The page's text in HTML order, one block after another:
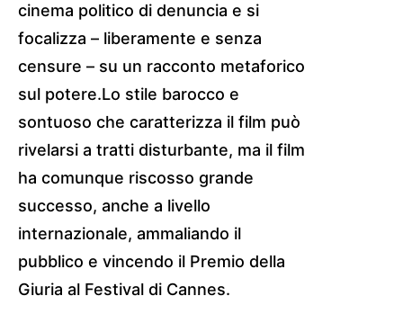
cinema politico di denuncia e si
focalizza – liberamente e senza
censure – su un racconto metaforico
sul potere.Lo stile barocco e
sontuoso che caratterizza il film può
rivelarsi a tratti disturbante, ma il film
ha comunque riscosso grande
successo, anche a livello
internazionale, ammaliando il
pubblico e vincendo il Premio della
Giuria al Festival di Cannes.